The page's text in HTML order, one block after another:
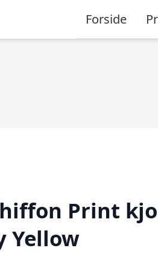
Forside
Print
Yellow